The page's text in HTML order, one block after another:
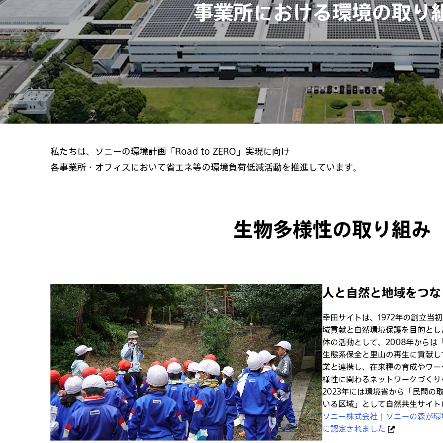
事業所における環境の取り
私たちは、ソニーの環境計画「Road to ZERO」実現に向け
各事業所・オフィスにおいて省エネ等の環境負荷低減活動を推進しています。
生物多様性の取り組み
人と自然と地域をつ
幸田サイトは、1972年の創立当
域貢献と自然環境保護を目的と
体の活動として、2008年からは
生態系保全と里山の再生に貢献
業と連携し、在来種の育成やワ
様性に関わるネットワークづく
2023年には環境省から「民間の
いる区域」として自然共生サイ
ソニー株式会社 | ソニーの森が
に認定されました